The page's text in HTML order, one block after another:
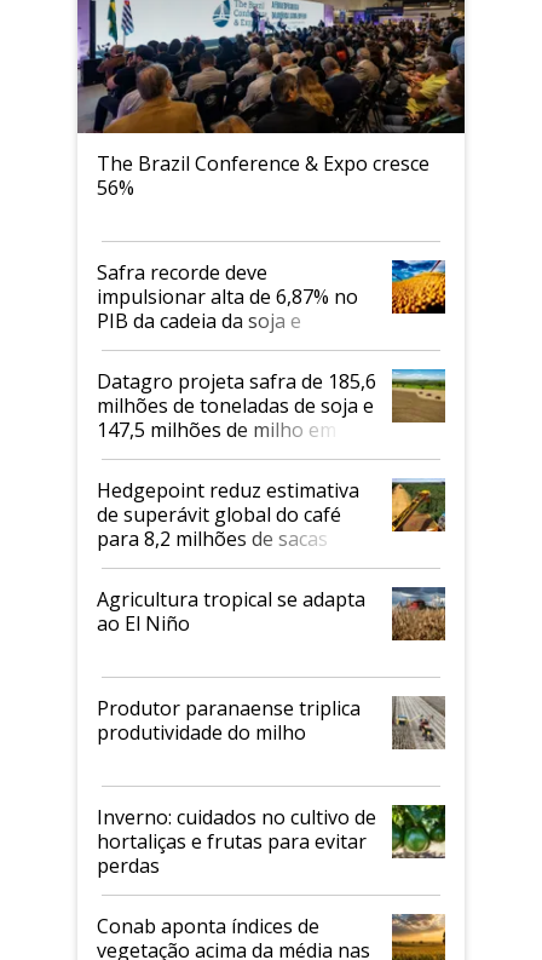
The Brazil Conference & Expo cresce
56%
Safra recorde deve
impulsionar alta de 6,87% no
PIB da cadeia da soja e
biodiesel em 2026
Datagro projeta safra de 185,6
milhões de toneladas de soja e
147,5 milhões de milho em
2026/27
Hedgepoint reduz estimativa
de superávit global do café
para 8,2 milhões de sacas
Agricultura tropical se adapta
ao El Niño
Produtor paranaense triplica
produtividade do milho
Inverno: cuidados no cultivo de
hortaliças e frutas para evitar
perdas
Conab aponta índices de
vegetação acima da média nas